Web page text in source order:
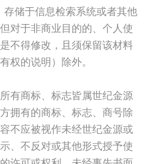
储于信息检索系统或者其他
对于非商业目的的、个人使
不得修改，且须保留该材料
权的说明）除外。
有商标、标志皆属世纪金源
拥有的商标、标志、商号除
不应被视作未经世纪金源或
、不反对或其他形式授予使